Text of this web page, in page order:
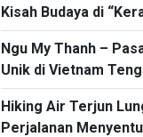
Kisah Budaya di
dan Keramik”
Ngu My Thanh –
Unik di Vietnam
Hiking Air Terjun
Perjalanan